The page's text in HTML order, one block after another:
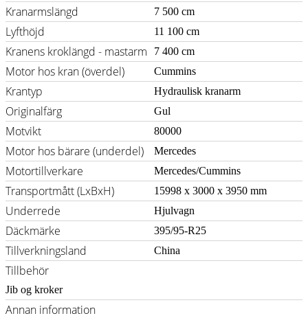
Kranarmslängd 7 500 cm
Lyfthöjd 11 100 cm
Kranens kroklängd - mastarm 7 400 cm
Motor hos kran (överdel) Cummins
Krantyp Hydraulisk kranarm
Originalfärg Gul
Motvikt 80000
Motor hos bärare (underdel) Mercedes
Motortillverkare Mercedes/Cummins
Transportmått (LxBxH) 15998 x 3000 x 3950 mm
Underrede Hjulvagn
Däckmärke 395/95-R25
Tillverkningsland China
Tillbehör
Jib og kroker
Annan information